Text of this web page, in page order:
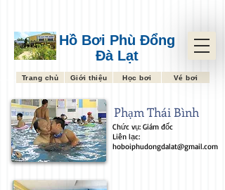
Hồ Bơi Phù Đổng
Đà Lạt
Trang chủ Giới thiệu Học bơi Vé bơi
Phạm Thái Bình
Chức vụ: Giám đốc
Liên lạc:
hoboiphudongdalat@gmail.com